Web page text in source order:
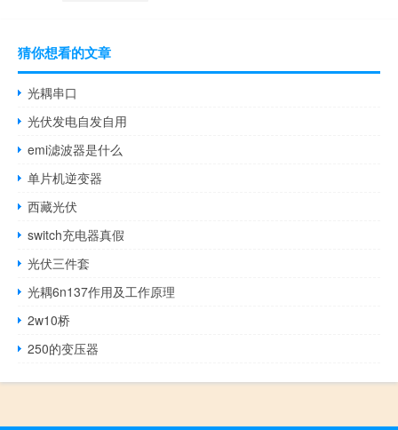
猜你想看的文章
光耦串口
光伏发电自发自用
emi滤波器是什么
单片机逆变器
西藏光伏
switch充电器真假
光伏三件套
光耦6n137作用及工作原理
2w10桥
250的变压器